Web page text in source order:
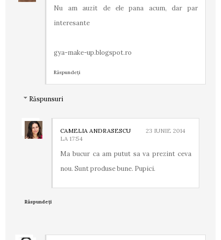
Nu am auzit de ele pana acum, dar par
interesante
gya-make-up.blogspot.ro
Răspundeți
Răspunsuri
CAMELIA ANDRASESCU
23 IUNIE 2014
LA 17:54
Ma bucur ca am putut sa va prezint ceva
nou. Sunt produse bune. Pupici.
Răspundeți